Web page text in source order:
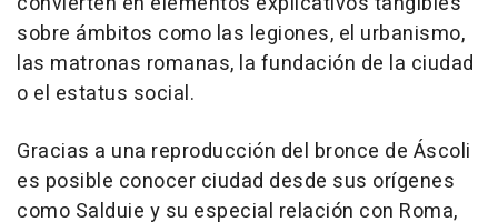
sobre ámbitos como las legiones, el urbanismo,
las matronas romanas, la fundación de la ciudad
o el estatus social.
Gracias a una reproducción del bronce de Áscoli
es posible conocer ciudad desde sus orígenes
como Salduie y su especial relación con Roma,